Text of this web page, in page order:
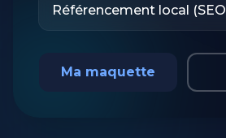
Référencement local
Ma maquette